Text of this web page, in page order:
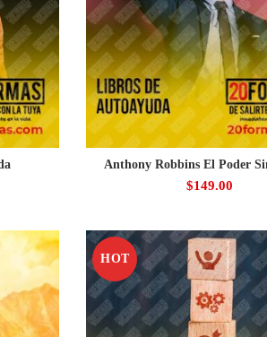
Anthony Robbins El Poder
$149.00
HOT